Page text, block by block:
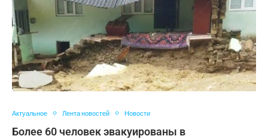
Актуальное Лента новостей Новости
Более 60 человек эвакуированы в